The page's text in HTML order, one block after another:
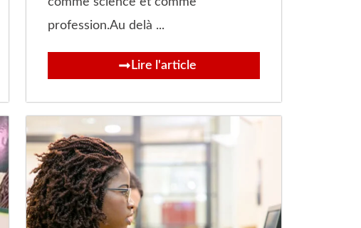
profession.Au delà ...
Lire l'article